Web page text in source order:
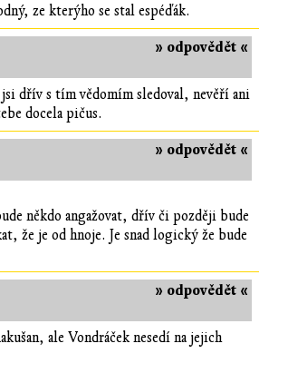
ze kterýho se stal espéďák.
» odpovědět «
dřív s tím vědomím sledoval, nevěří ani
docela pičus.
» odpovědět «
někdo angažovat, dřív či později bude
že je od hnoje. Je snad logický že bude
» odpovědět «
ale Vondráček nesedí na jejich